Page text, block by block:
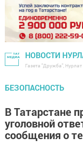
НОВОСТИ
Газета "Дружба",
БЕЗОПАСНОСТЬ
В Татарстане
уголовной
сообщения о